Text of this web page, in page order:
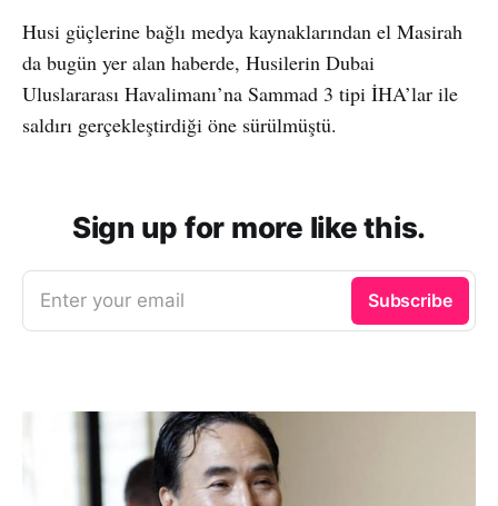
Husi güçlerine bağlı medya kaynaklarından el Masirah
da bugün yer alan haberde, Husilerin Dubai
Uluslararası Havalimanı’na Sammad 3 tipi İHA’lar ile
saldırı gerçekleştirdiği öne sürülmüştü.
Sign up for more like this.
Enter your email Subscribe